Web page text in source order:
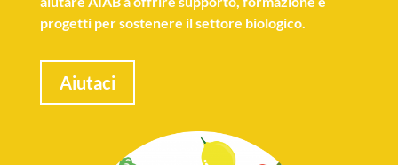
progetti per sostenere il settore biologico.
Aiutaci